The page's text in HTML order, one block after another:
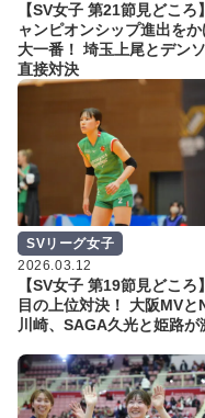
【SV女子 第21節見どころ
ャンピオンシップ進出をか
大一番！ 埼玉上尾とデン
直接対決
SVリーグ女子
2026.03.12
【SV女子 第19節見どころ
目の上位対決！ 大阪MVと
川崎、SAGA久光と姫路が